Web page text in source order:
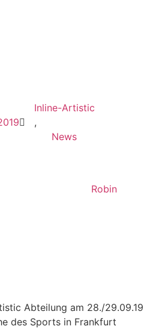
Inline-Artistic
,
News
Robin
Abteilung am 28./29.09.19
des Sports in Frankfurt